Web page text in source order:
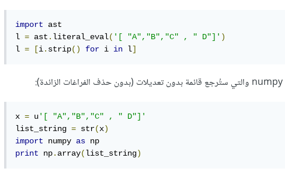
import ast
l = ast . literal_eval( '[ "A","B","C" , " D"]' )
l = [i. strip() for i in l]
x = u'[ "A","B","C" , " D"]'
list_string = str(x)
import numpy as
print np. array(list_string)